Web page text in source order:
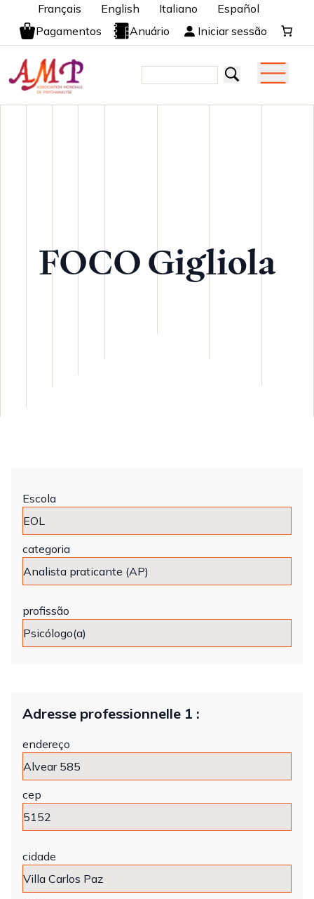
Français English Italiano
Español
Pagamentos
Anuário Iniciar sessão
FOCO Gigliola
Escola
categoria
profissão
Adresse professionnelle 1 :
endereço
cep
cidade